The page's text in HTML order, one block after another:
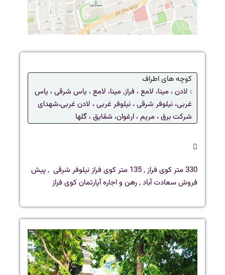
کوچه های اطراف
: لادن ، مینا، لامع ، فراز,مینا، لامع ، یاس شرقی ، یاس
غربی، نیلوفر شرقی ، نیلوفر غربی ، لادن غربی،شهدای
شرکت برق ، مریم ، ارغوان، شقایق ، گلها
330 متر کوی فراز ,135 متر کوی فراز نیلوفر شرقی ,پیش
فروش سعادت آباد,رهن و اجاره آپارتمان کوی فراز